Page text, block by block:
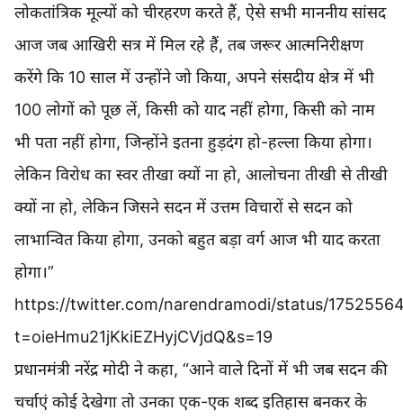
लोकतांत्रिक मूल्यों को चीरहरण करते हैं, ऐसे सभी माननीय सांसद
आज जब आखिरी सत्र में मिल रहे हैं, तब जरूर आत्मनिरीक्षण
करेंगे कि 10 साल में उन्होंने जो किया, अपने संसदीय क्षेत्र में भी
100 लोगों को पूछ लें, किसी को याद नहीं होगा, किसी को नाम
भी पता नहीं होगा, जिन्होंने इतना हुड़दंग हो-हल्ला किया होगा।
लेकिन विरोध का स्वर तीखा क्यों ना हो, आलोचना तीखी से तीखी
क्यों ना हो, लेकिन जिसने सदन में उत्तम विचारों से सदन को
लाभान्वित किया होगा, उनको बहुत बड़ा वर्ग आज भी याद करता
होगा।”
https://twitter.com/narendramodi/status/
t=oieHmu21jKkiEZHyjCVjdQ&s=19
प्रधानमंत्री नरेंद्र मोदी ने कहा, “आने वाले दिनों में भी जब सदन की
चर्चाएं कोई देखेगा तो उनका एक-एक शब्द इतिहास बनकर के